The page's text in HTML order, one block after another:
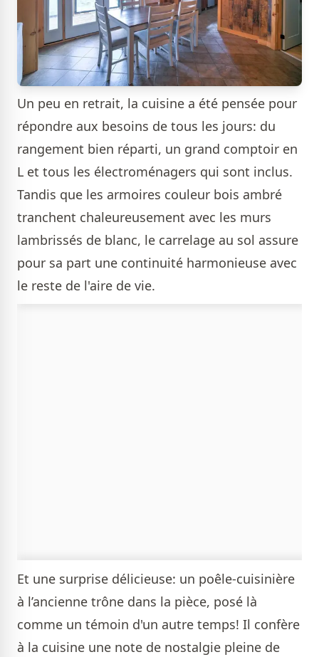
Un peu en retrait, la cuisine a été pensée pour
répondre aux besoins de tous les jours: du
rangement bien réparti, un grand comptoir en
L et tous les électroménagers qui sont inclus.
Tandis que les armoires couleur bois ambré
tranchent chaleureusement avec les murs
lambrissés de blanc, le carrelage au sol assure
pour sa part une continuité harmonieuse avec
le reste de l'aire de vie.
Et une surprise délicieuse: un poêle-cuisinière
à l’ancienne trône dans la pièce, posé là
comme un témoin d'un autre temps! Il confère
à la cuisine une note de nostalgie pleine de